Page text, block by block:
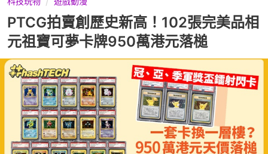
PTCG拍賣創歷史新高！102張完美品相
元祖寶可夢卡牌950萬港元落槌